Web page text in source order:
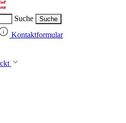
Suche Suche
Kontaktformular